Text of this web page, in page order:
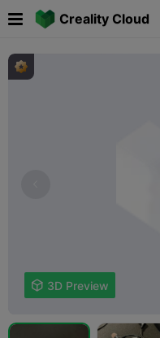
Creality Cloud
 3D Preview